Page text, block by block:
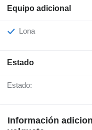
Equipo adicional
Lona
Estado
Estado:
Información